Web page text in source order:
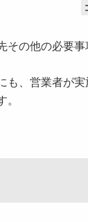
の他の必要
、営業者が
。